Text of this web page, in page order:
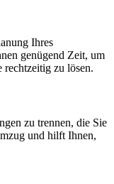
Ihres
genügend Zeit, um
rechtzeitig zu lösen.
zu trennen, die Sie
und hilft Ihnen,